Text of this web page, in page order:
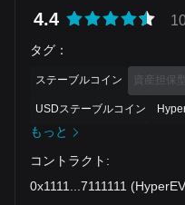
4.4
タグ ：
ステーブルコイン 資産担保
USDステーブルコイン
もっと
コントラクト :
0x1111
7111111 (